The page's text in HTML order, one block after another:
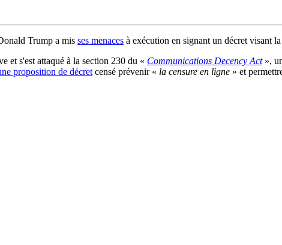
Trump a mis ses menaces à exécution en signant un décret visant
et s'est attaqué à la section 230 du « Communications Decency Act»,
proposition de décret censé prévenir « la censure en ligne » et